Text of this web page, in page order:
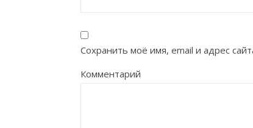
Сохранить моё имя, email и адрес
Комментарий